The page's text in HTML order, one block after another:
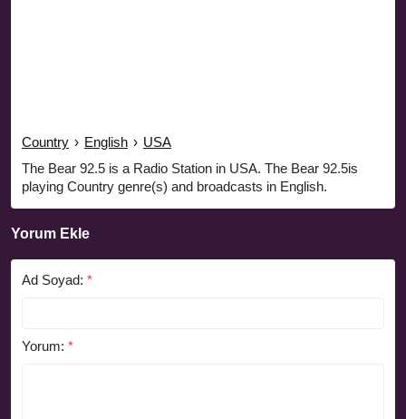
Country › English › USA
The Bear 92.5 is a Radio Station in USA. The Bear 92.5is
playing Country genre(s) and broadcasts in English.
Yorum Ekle
Ad Soyad: *
Yorum: *